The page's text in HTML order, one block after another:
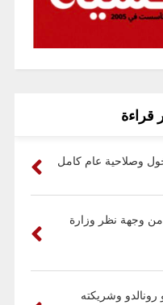
قراءة
وصلاحية عام كامل
وجهة نظر وزارة
رونالدو وشريكته